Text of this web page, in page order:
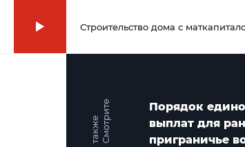
00:00
Строительство дома с
С
м
о
т
р и
т
е
т
а
к
ж
е
Порядок
выплат для
приграничье